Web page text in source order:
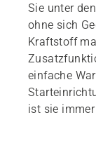
Sie unter
ohne sich
Kraftstoff
einfache
ist sie